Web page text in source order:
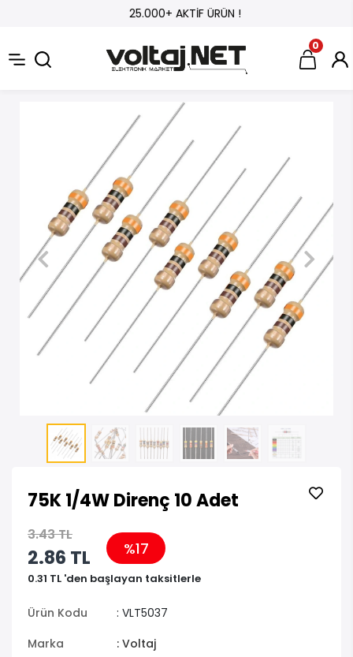
25.000+ AKTİF ÜRÜN !
0
75K 1/4W Direnç 10 Adet
3.43 TL
2.86 TL %17
0.31 TL 'den başlayan taksitlerle
Ürün Kodu
: VLT5037
Marka
: Voltaj